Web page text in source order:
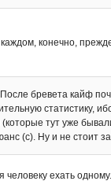
конечно,
бревета кайф
статистику,
тут уже
(с). Ну и не стоит
человеку ехать